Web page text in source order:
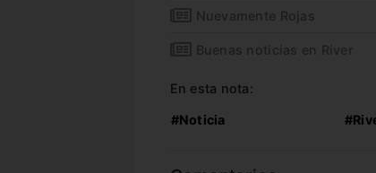
Nuevamente Rojas
Buenas noticias en River
En esta nota:
#Noticia